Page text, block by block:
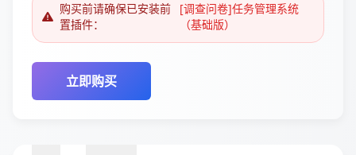
购买前请确保已安装前
置插件：
[调查问卷]任务管理系统
（基础版）
立即购买